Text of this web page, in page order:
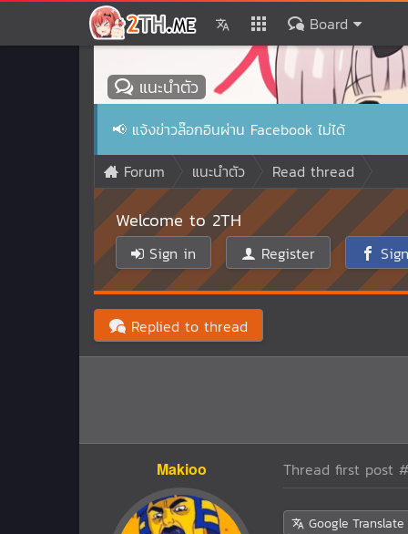
Board
แนะนำตัว
📢 แจ้งข่าวล๊อกอินผ่าน Facebook ไม่ได้
Forum
แนะนำตัว Read thread
Welcome to 2TH
Sign in Register
Replied to thread
Makioo Thread first post
Google Translate